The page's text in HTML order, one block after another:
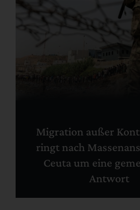
Migration außer
ringt nach
Ceuta um eine
Antwort